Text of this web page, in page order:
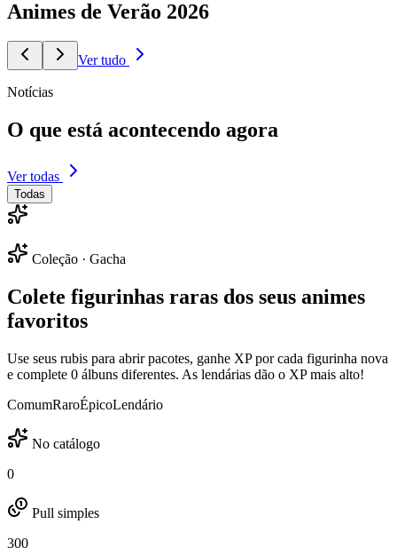
Animes de Verão 2026
Ver tudo
Notícias
O que está acontecendo agora
Ver todas
Todas
Coleção · Gacha
Colete figurinhas raras dos seus animes
favoritos
Use seus rubis para abrir pacotes, ganhe XP por cada figurinha nova
e complete 0 álbuns diferentes. As lendárias dão o XP mais alto!
ComumRaroÉpicoLendário
No catálogo
0
Pull simples
300